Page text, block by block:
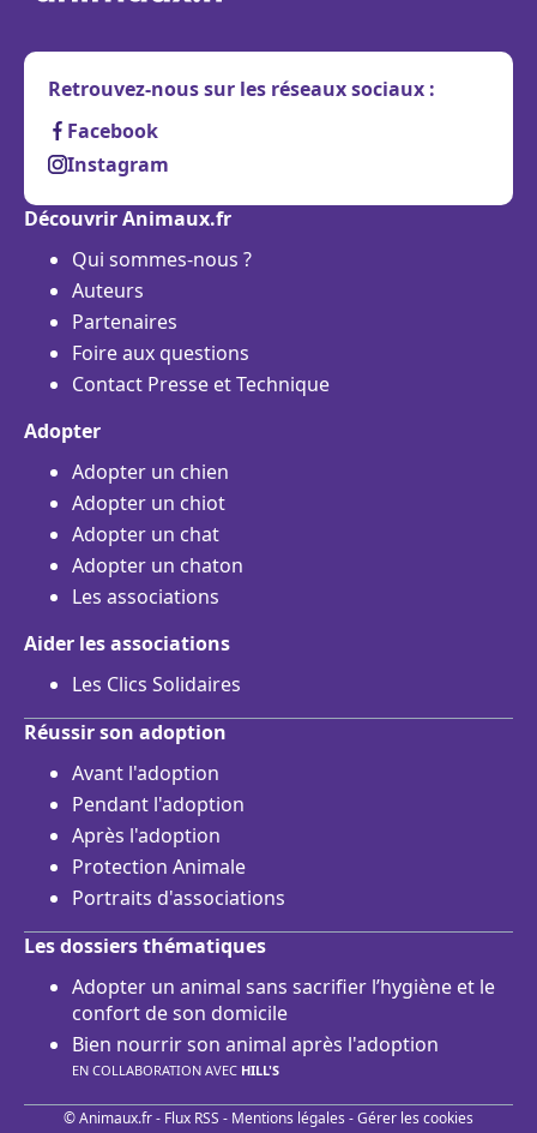
Retrouvez-nous sur les réseaux sociaux :
Facebook
Instagram
Découvrir Animaux.fr
Qui sommes-nous ?
Auteurs
Partenaires
Foire aux questions
Contact Presse et Technique
Adopter
Adopter un chien
Adopter un chiot
Adopter un chat
Adopter un chaton
Les associations
Aider les associations
Les Clics Solidaires
Réussir son adoption
Avant l'adoption
Pendant l'adoption
Après l'adoption
Protection Animale
Portraits d'associations
Les dossiers thématiques
Adopter un animal sans sacrifier l’hygiène et le
confort de son domicile
Bien nourrir son animal après l'adoption
EN COLLABORATION AVEC HILL'S
© Animaux.fr - Flux RSS - Mentions légales -Gérer les cookies